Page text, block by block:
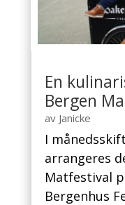
En
Bergen
av Janicke
I
arrangeres
Matfestival
Bergenhus